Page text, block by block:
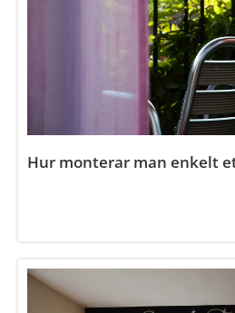
Hur monterar man enkelt